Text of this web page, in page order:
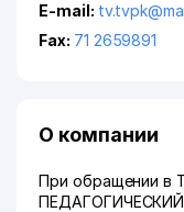
E-mail:
Fax: 71 2659891
О компании
При обращении
ПЕДАГОГИЧЕСКИЙ